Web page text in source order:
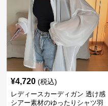
¥4,720 (税込)
レディースカーディガン 透け感
シアー素材のゆったりシャツ羽